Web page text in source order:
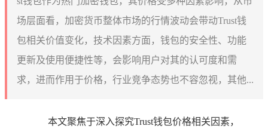
场层面看，加密货币整体市场的行情波动会带动Trust钱
包相关价值变化，技术因素方面，钱包的安全性、功能
更新及使用便捷性等，会影响用户对其的认可度和需
求，进而作用于价格，行业竞争态势也不容忽视，其他...
本文聚焦于深入探究Trust钱包价格相关因素，